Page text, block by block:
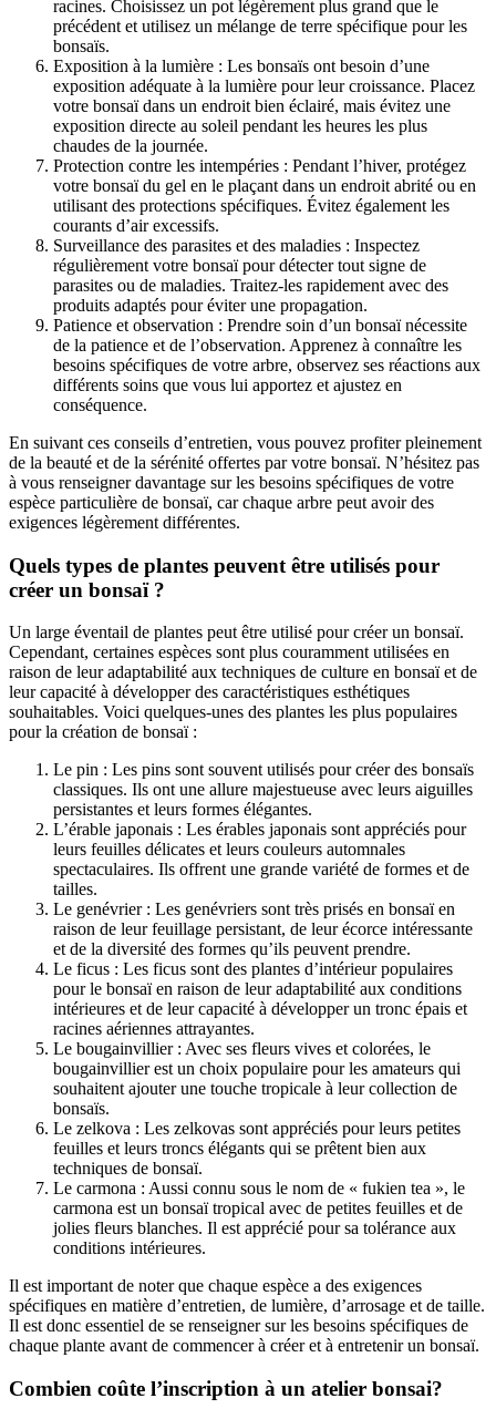
racines. Choisissez un pot légèrement plus grand que le
précédent et utilisez un mélange de terre spécifique pour les
bonsaïs.
Exposition à la lumière : Les bonsaïs ont besoin d’une
exposition adéquate à la lumière pour leur croissance. Placez
votre bonsaï dans un endroit bien éclairé, mais évitez une
exposition directe au soleil pendant les heures les plus
chaudes de la journée.
Protection contre les intempéries : Pendant l’hiver, protégez
votre bonsaï du gel en le plaçant dans un endroit abrité ou en
utilisant des protections spécifiques. Évitez également les
courants d’air excessifs.
Surveillance des parasites et des maladies : Inspectez
régulièrement votre bonsaï pour détecter tout signe de
parasites ou de maladies. Traitez-les rapidement avec des
produits adaptés pour éviter une propagation.
Patience et observation : Prendre soin d’un bonsaï nécessite
de la patience et de l’observation. Apprenez à connaître les
besoins spécifiques de votre arbre, observez ses réactions aux
différents soins que vous lui apportez et ajustez en
conséquence.
En suivant ces conseils d’entretien, vous pouvez profiter pleinement
de la beauté et de la sérénité offertes par votre bonsaï. N’hésitez pas
à vous renseigner davantage sur les besoins spécifiques de votre
espèce particulière de bonsaï, car chaque arbre peut avoir des
exigences légèrement différentes.
Quels types de plantes peuvent être utilisés pour
créer un bonsaï ?
Un large éventail de plantes peut être utilisé pour créer un bonsaï.
Cependant, certaines espèces sont plus couramment utilisées en
raison de leur adaptabilité aux techniques de culture en bonsaï et de
leur capacité à développer des caractéristiques esthétiques
souhaitables. Voici quelques-unes des plantes les plus populaires
pour la création de bonsaï :
Le pin : Les pins sont souvent utilisés pour créer des bonsaïs
classiques. Ils ont une allure majestueuse avec leurs aiguilles
persistantes et leurs formes élégantes.
L’érable japonais : Les érables japonais sont appréciés pour
leurs feuilles délicates et leurs couleurs automnales
spectaculaires. Ils offrent une grande variété de formes et de
tailles.
Le genévrier : Les genévriers sont très prisés en bonsaï en
raison de leur feuillage persistant, de leur écorce intéressante
et de la diversité des formes qu’ils peuvent prendre.
Le ficus : Les ficus sont des plantes d’intérieur populaires
pour le bonsaï en raison de leur adaptabilité aux conditions
intérieures et de leur capacité à développer un tronc épais et
racines aériennes attrayantes.
Le bougainvillier : Avec ses fleurs vives et colorées, le
bougainvillier est un choix populaire pour les amateurs qui
souhaitent ajouter une touche tropicale à leur collection de
bonsaïs.
Le zelkova : Les zelkovas sont appréciés pour leurs petites
feuilles et leurs troncs élégants qui se prêtent bien aux
techniques de bonsaï.
Le carmona : Aussi connu sous le nom de « fukien tea », le
carmona est un bonsaï tropical avec de petites feuilles et de
jolies fleurs blanches. Il est apprécié pour sa tolérance aux
conditions intérieures.
Il est important de noter que chaque espèce a des exigences
spécifiques en matière d’entretien, de lumière, d’arrosage et de taille.
Il est donc essentiel de se renseigner sur les besoins spécifiques de
chaque plante avant de commencer à créer et à entretenir un bonsaï.
Combien coûte l’inscription à un atelier bonsai?